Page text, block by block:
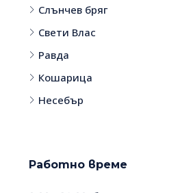
Слънчев бряг
Свети Влас
Равда
Кошарица
Несебър
Работно време